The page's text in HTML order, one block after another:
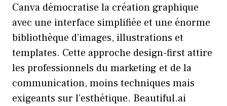
Canva démocratise la création graphique
avec une interface simplifiée et une énorme
bibliothèque d’images, illustrations et
templates. Cette approche design-first attire
les professionnels du marketing et de la
communication, moins techniques mais
exigeants sur l’esthétique. Beautiful.ai